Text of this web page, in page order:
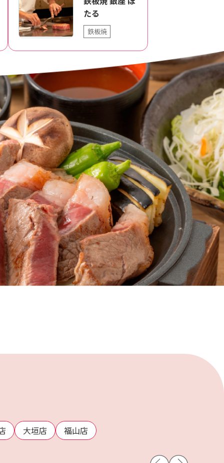
たる
鉄板焼
大垣店 福山店